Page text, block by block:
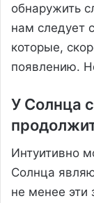
обнаружить
нам следует
которые,
появлению.
У Солнца
Интуитивно
Солнца
не менее эти